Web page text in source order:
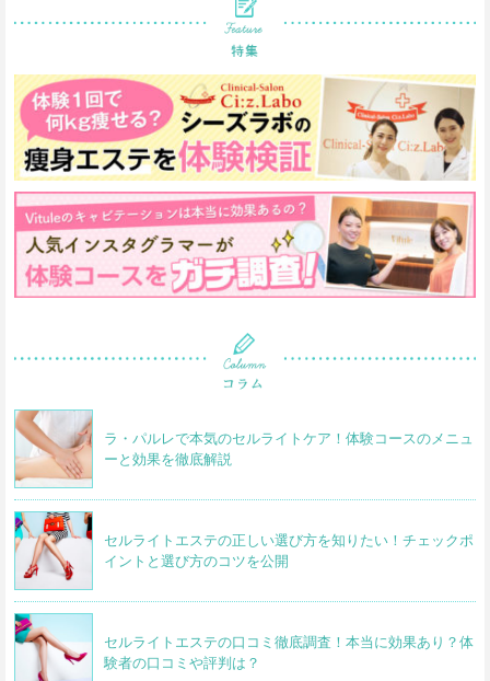
ラ・パルレで本気のセルライトケア！体験コースのメニュ
ーと効果を徹底解説
セルライトエステの正しい選び方を知りたい！チェックポ
イントと選び方のコツを公開
セルライトエステの口コミ徹底調査！本当に効果あり？体
験者の口コミや評判は？